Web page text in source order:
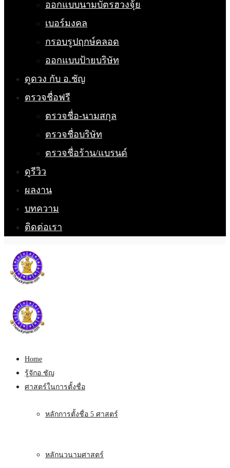
ออกแบบนามบัตรฮวงจุ้ย
เบอร์มงคล
กรอบรูปฤกษ์คลอด
ออกแบบป้ายบริษัท
ดูดวง กับ อ.ชัญ
ตรวจชื่อฟรี
ตรวจชื่อ-นามสกุล
ตรวจชื่อบริษัท
ตรวจชื่อร้าน/แบรนด์
ดูรีวิว
ผลงาน
บทความ
ติดต่อเรา
Home
รู้จักอ.ชัญ
ศาสตร์ในการตั้งชื่อ
หลักการตั้งชื่อ 5 ศาสตร์
หลักนวนามศาสตร์